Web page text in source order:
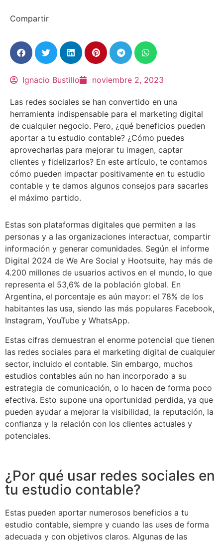
Compartir
Ignacio Bustillo noviembre 2, 2023
Las redes sociales se han convertido en una
herramienta indispensable para el marketing digital
de cualquier negocio. Pero, ¿qué beneficios pueden
aportar a tu estudio contable? ¿Cómo puedes
aprovecharlas para mejorar tu imagen, captar
clientes y fidelizarlos? En este artículo, te contamos
cómo pueden impactar positivamente en tu estudio
contable y te damos algunos consejos para sacarles
el máximo partido.
Estas son plataformas digitales que permiten a las
personas y a las organizaciones interactuar, compartir
información y generar comunidades. Según el informe
Digital 2024 de We Are Social y Hootsuite, hay más de
4.200 millones de usuarios activos en el mundo, lo que
representa el 53,6% de la población global. En
Argentina, el porcentaje es aún mayor: el 78% de los
habitantes las usa, siendo las más populares Facebook,
Instagram, YouTube y WhatsApp.
Estas cifras demuestran el enorme potencial que tienen
las redes sociales para el marketing digital de cualquier
sector, incluido el contable. Sin embargo, muchos
estudios contables aún no han incorporado a su
estrategia de comunicación, o lo hacen de forma poco
efectiva. Esto supone una oportunidad perdida, ya que
pueden ayudar a mejorar la visibilidad, la reputación, la
confianza y la relación con los clientes actuales y
potenciales.
¿Por qué usar redes sociales en
tu estudio contable?
Estas pueden aportar numerosos beneficios a tu
estudio contable, siempre y cuando las uses de forma
adecuada y con objetivos claros. Algunas de las